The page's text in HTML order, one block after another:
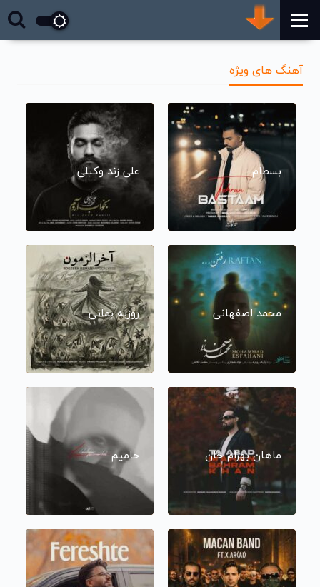
آهنگ های ویژه
بسطام علی زند وکیلی
محمد اصفهانی روزبه بمانی
ماهان بهرام خان حامیم